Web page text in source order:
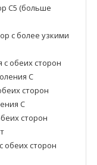
C5 (больше
с более узкими
обеих сторон
C
сторон
C
сторон
обеих сторон